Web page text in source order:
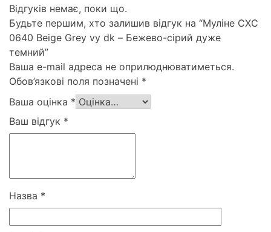
Відгуків немає, поки що.
Будьте першим, хто залишив відгук на “Муліне СХС
0640 Beige Grey vy dk – Бежево-сірий дуже
темний”
Ваша e-mail адреса не оприлюднюватиметься.
Обов’язкові поля позначені *
Ваша оцінка *
Ваш відгук *
Назва *